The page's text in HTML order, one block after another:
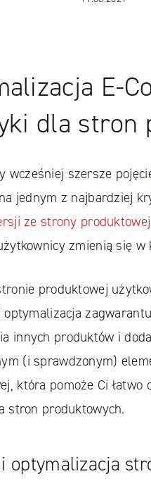
E-
dla stron
wcześniej szersze
jednym z najbardziej
ze strony produktowej
zmienią się w
produktowej
optymalizacja
innych produktów i
(i sprawdzonym)
która pomoże Ci
stron produktowych.
optymalizacja